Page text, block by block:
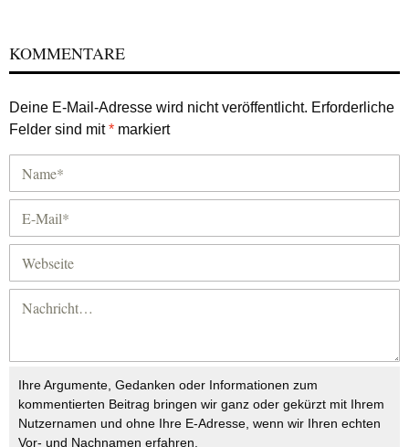
KOMMENTARE
Deine E-Mail-Adresse wird nicht veröffentlicht. Erforderliche
Felder sind mit* markiert
Ihre Argumente, Gedanken oder Informationen zum
kommentierten Beitrag bringen wir ganz oder gekürzt mit Ihrem
Nutzernamen und ohne Ihre E-Adresse, wenn wir Ihren echten
Vor- und Nachnamen erfahren.